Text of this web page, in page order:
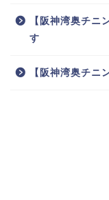
【阪神湾奥チ
す
【阪神湾奥チ